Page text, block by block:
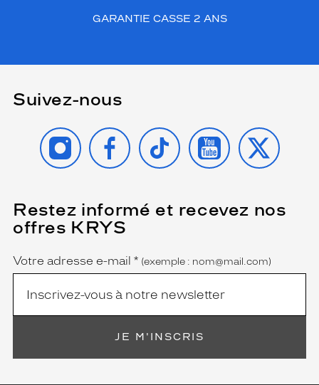
GARANTIE CASSE 2 ANS
Suivez-nous
INSTAGRAMFACEBOOK
TIKTOK YOUTUBE
X
Restez informé et recevez nos
offres KRYS
Name
Votre adresse e-mail *
(Ce
champ
est
(exemple : nom@mail.com)
JE M'INSCRIS